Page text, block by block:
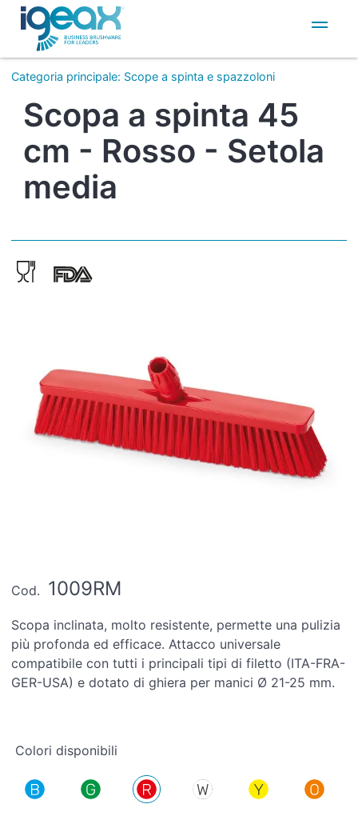
IT
EN
Categoria principale: Scope a spinta e spazzoloni
Scopa a spinta 45
cm - Rosso - Setola
media
Cod. 1009RM
Scopa inclinata, molto resistente, permette una pulizia
più profonda ed efficace. Attacco universale
compatibile con tutti i principali tipi di filetto (ITA-FRA-
GER-USA) e dotato di ghiera per manici Ø 21-25 mm.
Colori disponibili